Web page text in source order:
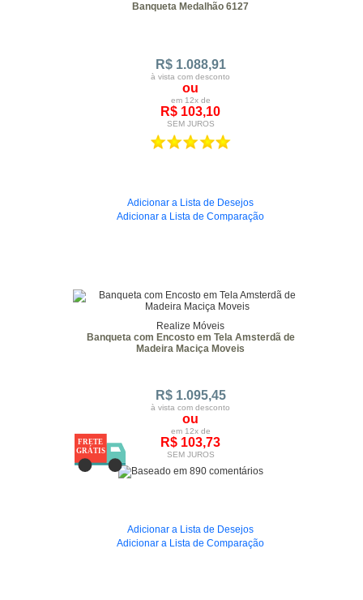
Banqueta Medalhão 6127
R$ 1.088,91
à vista com desconto
ou
em 12x de
R$ 103,10
SEM JUROS
Adicionar a Lista de Desejos
Adicionar a Lista de Comparação
Realize Móveis
Banqueta com Encosto em Tela Amsterdã de
Madeira Maciça Moveis
R$ 1.095,45
à vista com desconto
ou
em 12x de
R$ 103,73
SEM JUROS
Adicionar a Lista de Desejos
Adicionar a Lista de Comparação